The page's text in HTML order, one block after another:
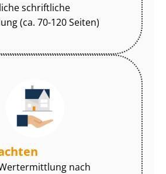
schriftliche
(ca. 70-120 Seiten)
nach